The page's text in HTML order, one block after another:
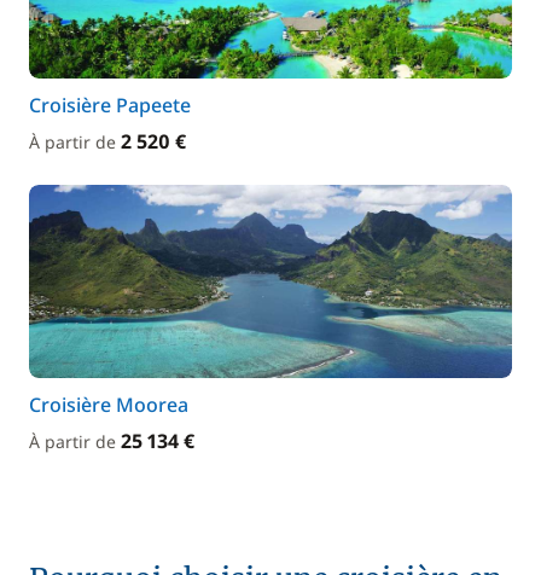
Croisière Papeete
À partir de 2 520 €
Croisière Moorea
À partir de 25 134 €